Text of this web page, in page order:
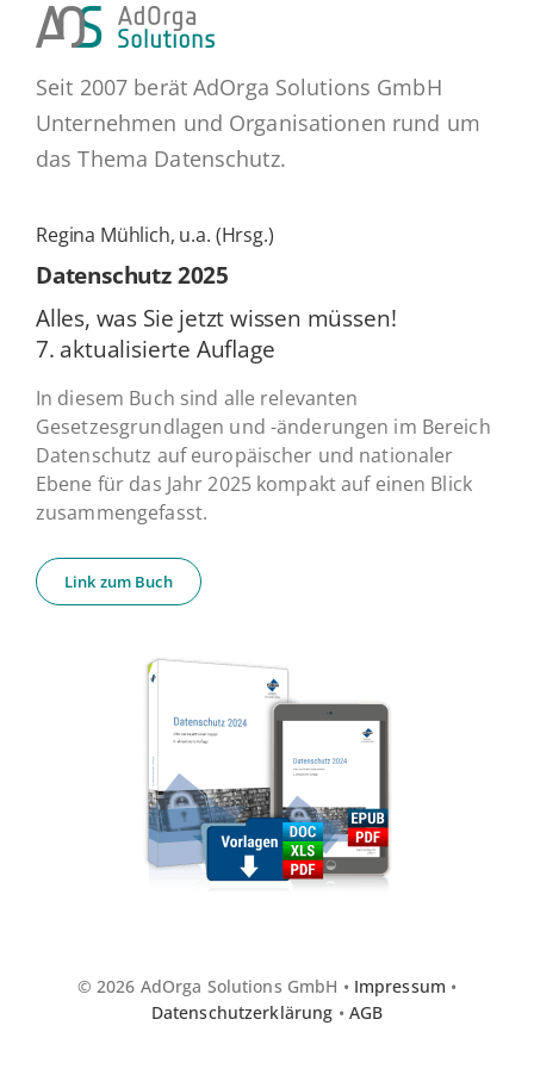
Seit 2007 berät AdOrga Solutions GmbH
Unternehmen und Organisationen rund um
das Thema Datenschutz.
Regina Mühlich, u.a. (Hrsg.)
Daten­schutz 2025
Alles, was Sie jetzt wissen müssen!
7. ak­tua­li­sier­te Auflage
In diesem Buch sind alle relevanten
Gesetzesgrundlagen und -änderungen im Bereich
Datenschutz auf europäischer und nationaler
Ebene für das Jahr 2025 kompakt auf einen Blick
zusammengefasst.
Link zum Buch
© 2026 AdOrga Solutions GmbH • Impressum •
Datenschutzerklärung • AGB